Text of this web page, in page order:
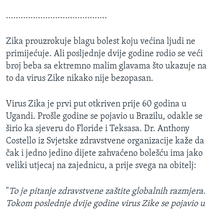
.........................................
Zika prouzrokuje blagu bolest koju većina ljudi ne
primijećuje. Ali posljednje dvije godine rodio se veći
broj beba sa ektremno malim glavama što ukazuje na
to da virus Zike nikako nije bezopasan.
Virus Zika je prvi put otkriven prije 60 godina u
Ugandi. Prošle godine se pojavio u Brazilu, odakle se
širio ka sjeveru do Floride i Teksasa. Dr. Anthony
Costello iz Svjetske zdravstvene organizacije kaže da
čak i jedno jedino dijete zahvaćeno bolešću ima jako
veliki utjecaj na zajednicu, a prije svega na obitelj:
"To je pitanje zdravstvene zaštite globalnih razmjera.
Tokom poslednje dvije godine virus Zike se pojavio u